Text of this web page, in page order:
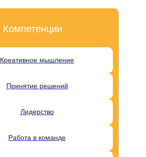
Креативное мышление
Принятие решений
Лидерство
Работа в команде
Компетенции